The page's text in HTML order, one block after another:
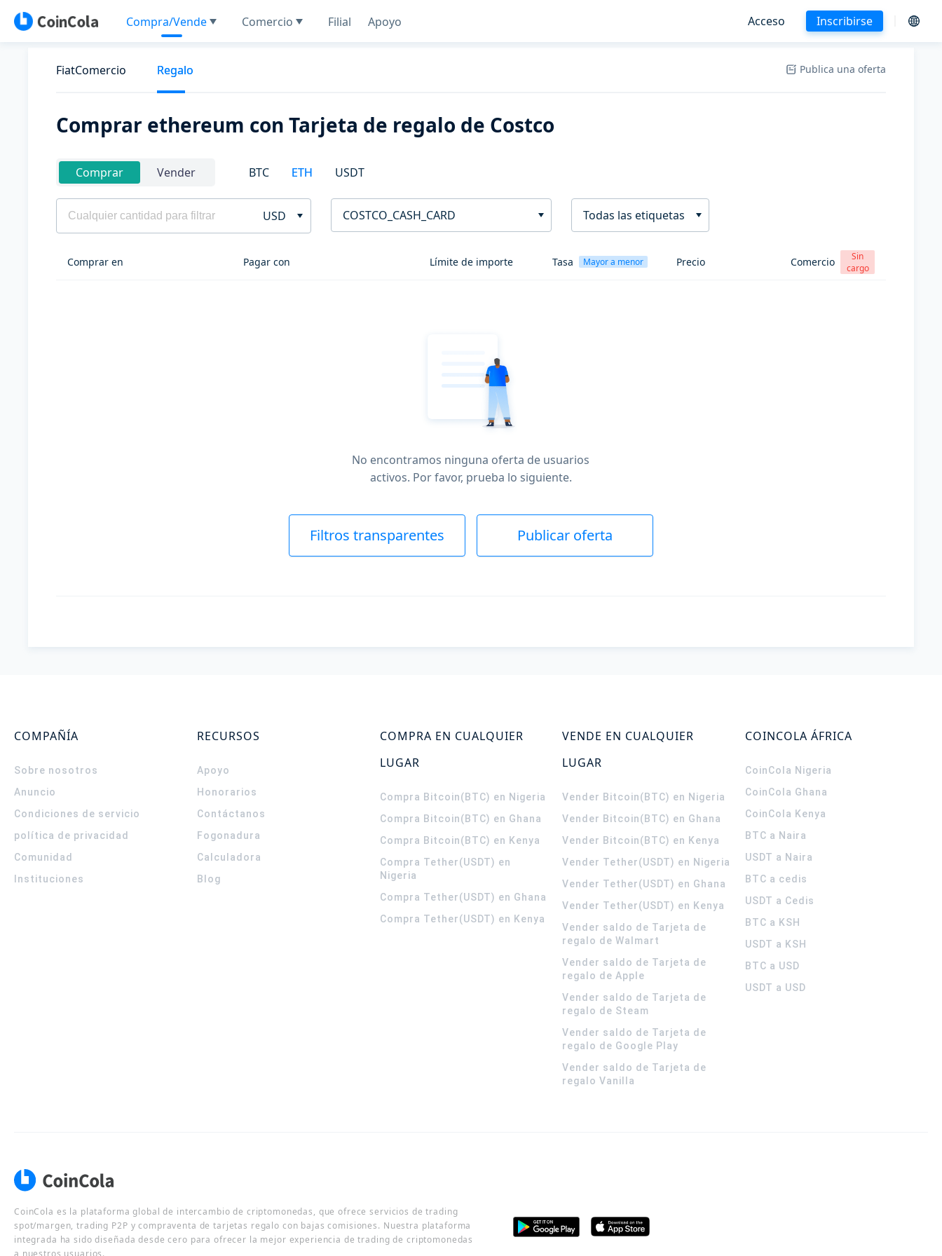
Compra/Vende Comercio Filial Apoyo Acceso Inscribirse
FiatComercio Regalo Publica una oferta
Comprar ethereum con Tarjeta de regalo de Costco
Comprar Vender BTC ETH USDT
USD COSTCO_CASH_CARD Todas las etiquetas
Comprar en Pagar con Límite de importe Tasa Mayor a menor Precio Comercio
Sin
cargo
No encontramos ninguna oferta de usuarios
activos. Por favor, prueba lo siguiente.
Filtros transparentes Publicar oferta
COMPAÑÍA
Sobre nosotros
Anuncio
Condiciones de servicio
política de privacidad
Comunidad
Instituciones
RECURSOS
Apoyo
Honorarios
Contáctanos
Fogonadura
Calculadora
Blog
COMPRA EN CUALQUIER
LUGAR
Compra Bitcoin(BTC) en Nigeria
Compra Bitcoin(BTC) en Ghana
Compra Bitcoin(BTC) en Kenya
Compra Tether(USDT) en
Nigeria
Compra Tether(USDT) en Ghana
Compra Tether(USDT) en Kenya
VENDE EN CUALQUIER
LUGAR
Vender Bitcoin(BTC) en Nigeria
Vender Bitcoin(BTC) en Ghana
Vender Bitcoin(BTC) en Kenya
Vender Tether(USDT) en Nigeria
Vender Tether(USDT) en Ghana
Vender Tether(USDT) en Kenya
Vender saldo de Tarjeta de
regalo de Walmart
Vender saldo de Tarjeta de
regalo de Apple
Vender saldo de Tarjeta de
regalo de Steam
Vender saldo de Tarjeta de
regalo de Google Play
Vender saldo de Tarjeta de
regalo Vanilla
COINCOLA ÁFRICA
CoinCola Nigeria
CoinCola Ghana
CoinCola Kenya
BTC a Naira
USDT a Naira
BTC a cedis
USDT a Cedis
BTC a KSH
USDT a KSH
BTC a USD
USDT a USD
CoinCola es la plataforma global de intercambio de criptomonedas, que ofrece servicios de trading
spot/margen, trading P2P y compraventa de tarjetas regalo con bajas comisiones. Nuestra plataforma
integrada ha sido diseñada desde cero para ofrecer la mejor experiencia de trading de criptomonedas
a nuestros usuarios.